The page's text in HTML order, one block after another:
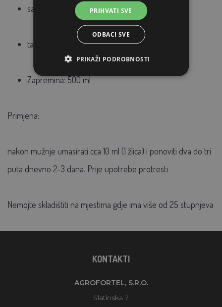
sadrži 35% čistog ulja paprene metvice
također se preporučuje za organske farme
Zapremina: 500 ml
Primjena:
nakon mužnje umasirati cca 10 ml (1 žlica) i ponoviti dva do tri
puta dnevno 2-3 dana. Prije upotrebe protresti
Nemojte skladištiti na mjestima gdje ima više od 25 stupnjeva
KONTAKTI
AGROFORTEL, S.R.O.
Slatinska 7
PRIHVATI SVE
ODBACI SVE
PRIKAŽI PODROBNOSTI